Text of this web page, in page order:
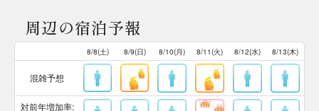
周辺の宿泊予報
8/8(土) 8/9(日) 8/10(月) 8/11(火) 8/12(水) 8/13(木)
混雑予想
対前年増加率: